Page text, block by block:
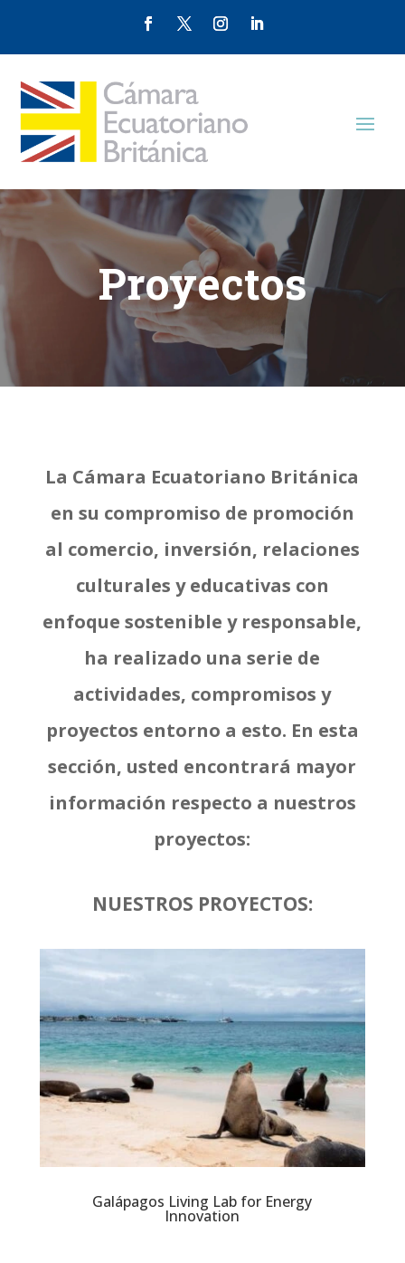
Proyectos
La Cámara Ecuatoriano Británica
en su compromiso de promoción
al comercio, inversión, relaciones
culturales y educativas con
enfoque sostenible y responsable,
ha realizado una serie de
actividades, compromisos y
proyectos entorno a esto. En esta
sección, usted encontrará mayor
información respecto a nuestros
proyectos:
NUESTROS PROYECTOS:
Galápagos Living Lab for Energy
Innovation